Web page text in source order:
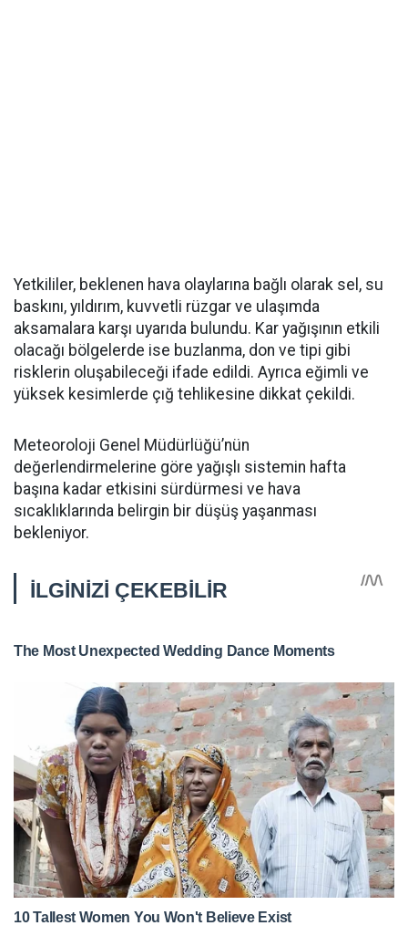
Yetkililer, beklenen hava olaylarına bağlı olarak sel, su
baskını, yıldırım, kuvvetli rüzgar ve ulaşımda
aksamalara karşı uyarıda bulundu. Kar yağışının etkili
olacağı bölgelerde ise buzlanma, don ve tipi gibi
risklerin oluşabileceği ifade edildi. Ayrıca eğimli ve
yüksek kesimlerde çığ tehlikesine dikkat çekildi.
Meteoroloji Genel Müdürlüğü’nün
değerlendirmelerine göre yağışlı sistemin hafta
başına kadar etkisini sürdürmesi ve hava
sıcaklıklarında belirgin bir düşüş yaşanması
bekleniyor.